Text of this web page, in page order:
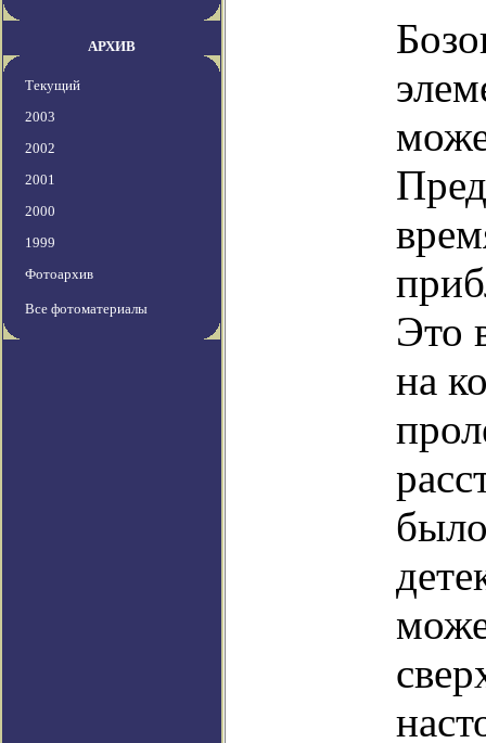
АРХИВ
Текущий
2003
2002
2001
2000
1999
Фотоархив
Все фотоматериалы
Это
на